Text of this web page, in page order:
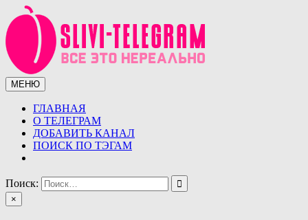
Перейти
к
содержимому
Сливы телеграмм (telegram)
Сливы ТГ (telegram) от курсов до слив знаменитостей.
Уникальная база слив ТГ
МЕНЮ
ГЛАВНАЯ
О ТЕЛЕГРАМ
ДОБАВИТЬ КАНАЛ
ПОИСК ПО ТЭГАМ
Поиск:
×